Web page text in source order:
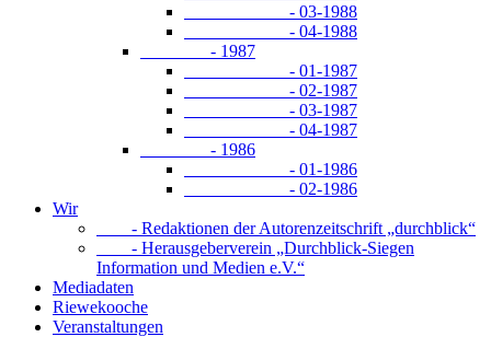
- 03-1988
- 04-1988
- 1987
- 01-1987
- 02-1987
- 03-1987
- 04-1987
- 1986
- 01-1986
- 02-1986
Wir
- Redaktionen der Autorenzeitschrift „durchblick“
- Herausgeberverein „Durchblick-Siegen
Information und Medien e.V.“
Mediadaten
Riewekooche
Veranstaltungen